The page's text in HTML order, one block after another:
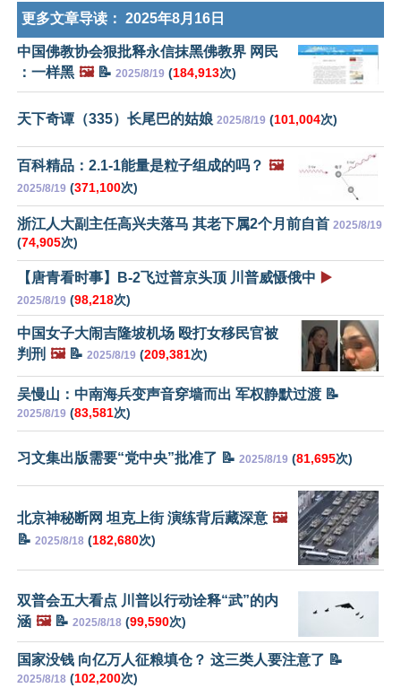
更多文章导读： 2025年8月16日
中国佛教协会狠批释永信抹黑佛教界 网民
：一样黑 🖼️📝 2025/8/19 (184,913次)
天下奇谭（335）长尾巴的姑娘 2025/8/19 (101,004次)
百科精品：2.1-1能量是粒子组成的吗？ 🖼️
2025/8/19 (371,100次)
浙江人大副主任高兴夫落马 其老下属2个月前自首 2025/8/19
(74,905次)
【唐青看时事】B-2飞过普京头顶 川普威慑俄中 ▶️
2025/8/19 (98,218次)
中国女子大闹吉隆坡机场 殴打女移民官被
判刑 🖼️📝 2025/8/19 (209,381次)
吴慢山：中南海兵变声音穿墙而出 军权静默过渡 📝
2025/8/19 (83,581次)
习文集出版需要“党中央”批准了 📝 2025/8/19 (81,695次)
北京神秘断网 坦克上街 演练背后藏深意 🖼️
📝 2025/8/18 (182,680次)
双普会五大看点 川普以行动诠释“武”的内
涵 🖼️📝 2025/8/18 (99,590次)
国家没钱 向亿万人征粮填仓？ 这三类人要注意了 📝
2025/8/18 (102,200次)